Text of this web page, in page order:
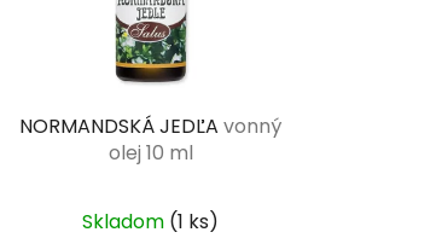
NORMANDSKÁ JEDĽAvonný
olej 10 ml
Skladom (1 ks)